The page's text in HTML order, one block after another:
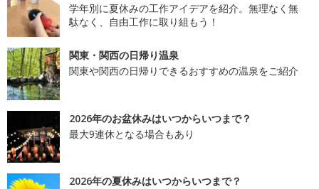
学年別に夏休みの工作アイデアを紹介。無理なく無
駄なく、自由工作に取り組もう！
関東・関西の日帰り温泉
関東や関西の日帰りできるおすすめの温泉をご紹介
2026年のお盆休みはいつからいつまで？
最大9連休となる場合もあり
2026年の夏休みはいつからいつまで？